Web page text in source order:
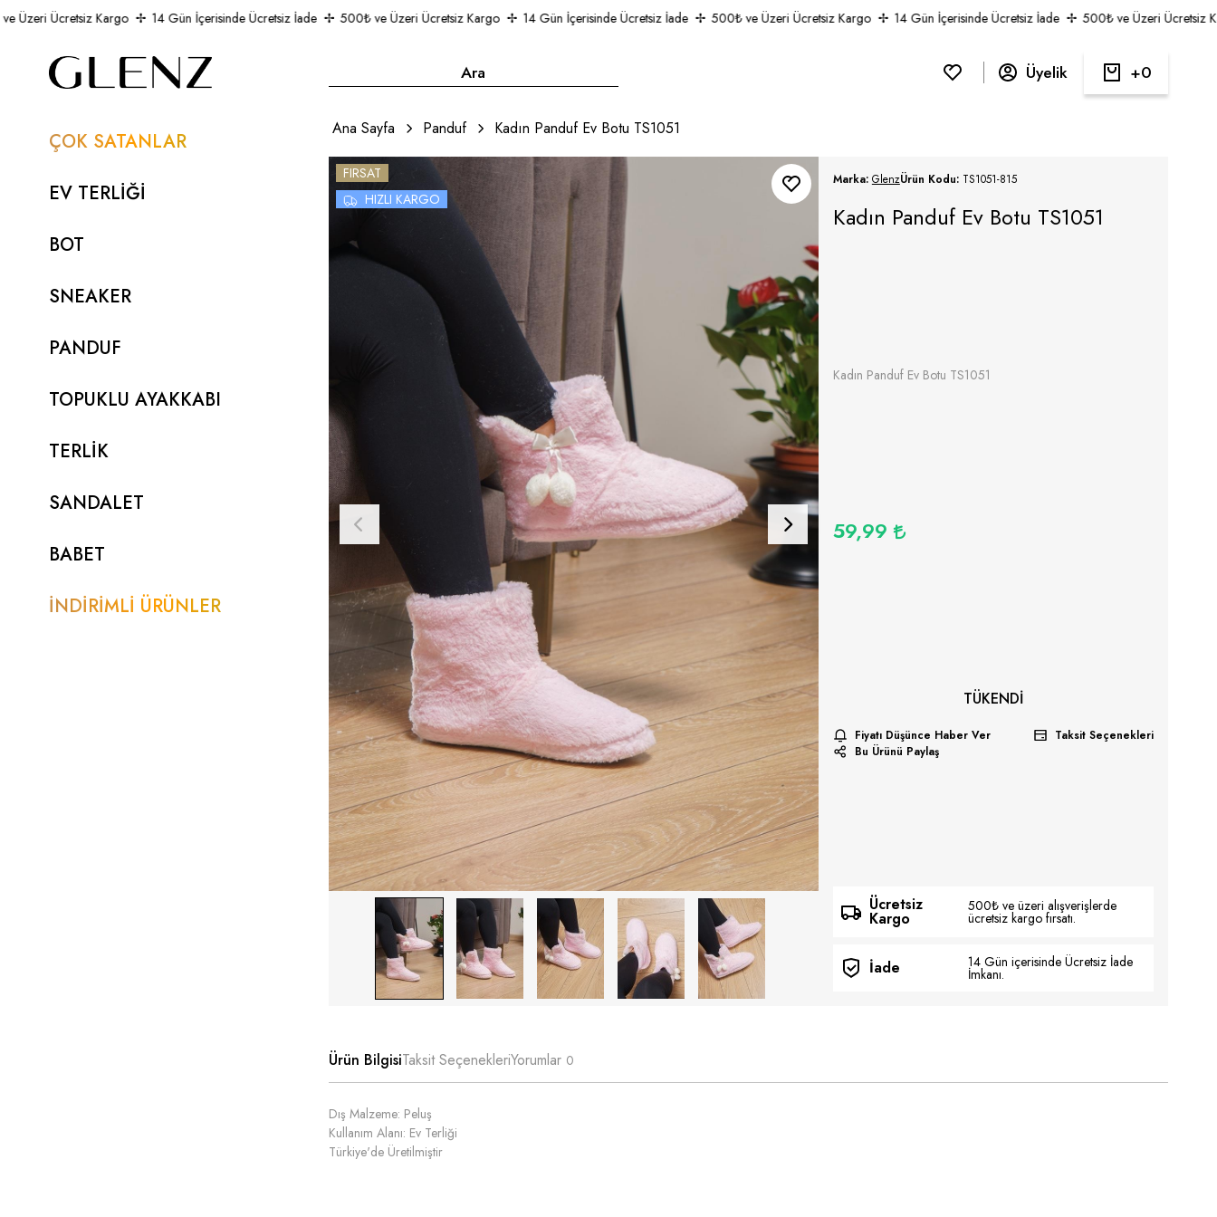
Ücretsiz Kargo 14 Gün İçerisinde Ücretsiz İade 500₺ ve Üzeri Ücretsiz Kargo 14 Gün İçerisinde Ücretsiz İade 500₺ ve Üzeri Ücretsiz Kargo 14 Gün İçerisinde Ücretsiz İade 500₺ ve Üzeri Ücretsiz
Üyelik 0
ÇOK SATANLAR
EV TERLİĞİ
BOT
SNEAKER
PANDUF
TOPUKLU AYAKKABI
TERLİK
SANDALET
BABET
İNDİRİMLİ ÜRÜNLER
Ana Sayfa Panduf Kadın Panduf Ev Botu TS1051
FIRSAT
HIZLI KARGO
Marka: GlenzÜrün Kodu: TS1051-815
Kadın Panduf Ev Botu TS1051
Kadın Panduf Ev Botu TS1051
59,99
TÜKENDI
Fiyatı Düşünce Haber Ver
Taksit Seçenekleri
Bu Ürünü Paylaş
Ücretsiz
Kargo
500₺ ve üzeri alışverişlerde
ücretsiz kargo fırsatı.
İade 14 Gün içerisinde Ücretsiz İade
İmkanı.
Ürün BilgisiTaksit SeçenekleriYorumlar 0
Dış Malzeme: Peluş
Kullanım Alanı: Ev Terliği
Türkiye'de Üretilmiştir